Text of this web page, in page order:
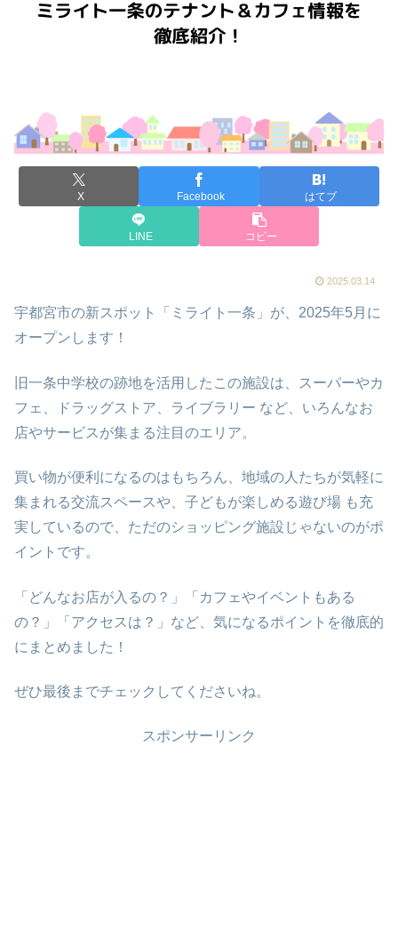
X Facebook はてブ
LINE コピー
2025.03.14
宇都宮市の新スポット「ミライト一条」が、2025年5月に
オープンします！
旧一条中学校の跡地を活用したこの施設は、スーパーやカ
フェ、ドラッグストア、ライブラリー など、いろんなお
店やサービスが集まる注目のエリア。
買い物が便利になるのはもちろん、地域の人たちが気軽に
集まれる交流スペースや、子どもが楽しめる遊び場 も充
実しているので、ただのショッピング施設じゃないのがポ
イントです。
「どんなお店が入るの？」「カフェやイベントもある
の？」「アクセスは？」など、気になるポイントを徹底的
にまとめました！
ぜひ最後までチェックしてくださいね。
スポンサーリンク